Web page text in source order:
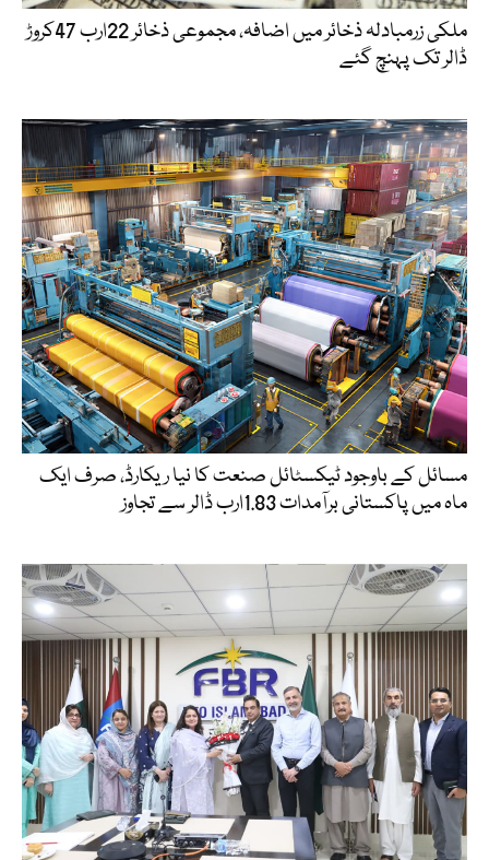
ملکی زرمبادلہ ذخائر میں اضافہ، مجموعی ذخائر 22ارب 47کروڑ
ڈالر تک پہنچ گئے
مسائل کے باوجود ٹیکسٹائل صنعت کا نیا ریکارڈ، صرف ایک
ماہ میں پاکستانی برآمدات 1.83ارب ڈالر سے تجاوز